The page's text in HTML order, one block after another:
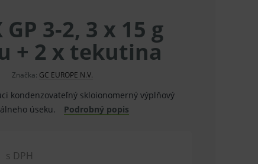
3-2, 3 x 15 g
+ 2 x tekutina
Značka: GC EUROPE N.V.
kondenzovateľný skloionomerný výplňový
úseku.
Podrobný popis
s DPH